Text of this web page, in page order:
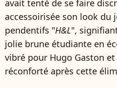
avait tenté de se faire
accessoirisée son look du
pendentifs "H&L",
jolie brune étudiante en
vibré pour Hugo Gaston
réconforté après cette